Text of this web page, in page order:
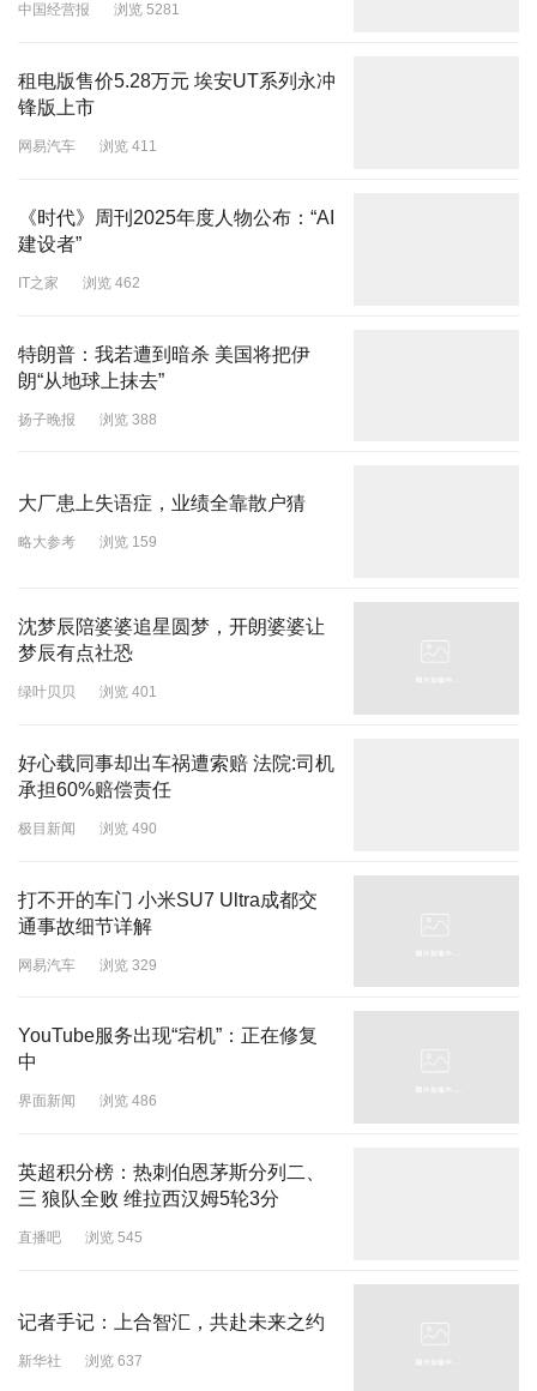
中国经营报 浏览 5281
租电版售价5.28万元 埃安UT系列永冲
锋版上市
网易汽车 浏览 411
《时代》周刊2025年度人物公布：“AI
建设者”
IT之家 浏览 462
特朗普：我若遭到暗杀 美国将把伊
朗“从地球上抹去”
扬子晚报 浏览 388
大厂患上失语症，业绩全靠散户猜
略大参考 浏览 159
沈梦辰陪婆婆追星圆梦，开朗婆婆让
梦辰有点社恐
绿叶贝贝 浏览 401
好心载同事却出车祸遭索赔 法院:司机
承担60%赔偿责任
极目新闻 浏览 490
打不开的车门 小米SU7 Ultra成都交
通事故细节详解
网易汽车 浏览 329
YouTube服务出现“宕机”：正在修复
中
界面新闻 浏览 486
英超积分榜：热刺伯恩茅斯分列二、
三 狼队全败 维拉西汉姆5轮3分
直播吧 浏览 545
记者手记：上合智汇，共赴未来之约
新华社 浏览 637